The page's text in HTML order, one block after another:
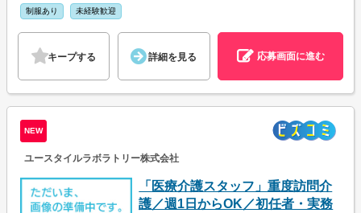
制服あり 未経験歓迎
キープする 詳細を見る 応募画面に進む
NEW
ユースタイルラボラトリー株式会社
「医療介護スタッフ」重度訪問介
護／週1日からOK／初任者・実務